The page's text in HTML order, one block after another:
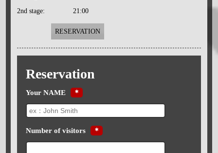
2nd stage: 21:00
RESERVATION
Reservation
Your NAME ＊
Number of visitors ＊